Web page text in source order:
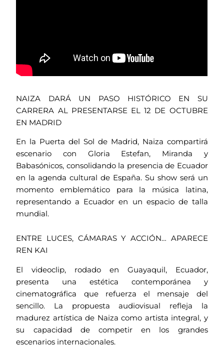
NAIZA DARÁ UN PASO HISTÓRICO EN SU
CARRERA AL PRESENTARSE EL 12 DE OCTUBRE
EN MADRID
En la Puerta del Sol de Madrid, Naiza compartirá
escenario con Gloria Estefan, Miranda y
Babasónicos, consolidando la presencia de Ecuador
en la agenda cultural de España. Su show será un
momento emblemático para la música latina,
representando a Ecuador en un espacio de talla
mundial.
ENTRE LUCES, CÁMARAS Y ACCIÓN… APARECE
REN KAI
El videoclip, rodado en Guayaquil, Ecuador,
presenta una estética contemporánea y
cinematográfica que refuerza el mensaje del
sencillo. La propuesta audiovisual refleja la
madurez artística de Naiza como artista integral, y
su capacidad de competir en los grandes
escenarios internacionales.